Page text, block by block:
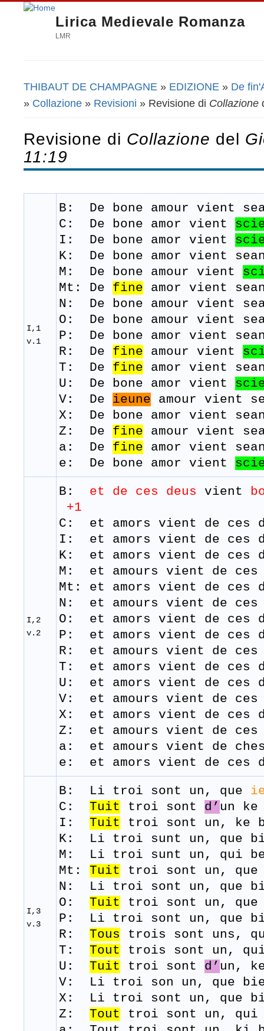
Lirica Medievale Romanza
LMR
Tu sei qui
THIBAUT DE CHAMPAGNE » EDIZIONE » De
» Collazione » Revisioni » Revisione di Collazione
Revisione di Collazione del
11:19
I,1
v.1
B: De bone amour vient
C: De bone amor vient
I: De bone amor vient
K: De bone amor vient
M: De bone amour vient
Mt: De fine amor vient
N: De bone amour vient
O: De bone amour vient
P: De bone amor vient
R: De fine amour vient
​T: De fine amor vient
U: De bone amor vient
​V: De ieune amour vient
X: De bone amor vient
Z: De fine amour vient
a: De fine amor vient
e: De bone amor vient
I,2
v.2
B: et de ces deus vient
+1
C: et amors vient de ces
I: et amors vient de ces
K: et amors vient de ces
M: et amours vient de ces
Mt: et amors vient de ces
N: et amours vient de ces
O: et amors vient de ces
P: et amors vient de ces
R: et amours vient de ces
T: et amors vient de ces
U: et amors vient de ces
V: et amours vient de ces
X: et amors vient de ces
Z: et amours vient de ces
a: et amours vient de
e: et amors vient de ces
I,3
v.3
B: Li troi sont un, que
C: Tuit troi sont d’ un
I: Tuit troi sont un, ke
K: Li troi sunt un, que
M: Li troi sunt un, qui
Mt: Tuit troi sont un, que
N: Li troi sont un, que
O: Tuit troi sont un, que
P: Li troi sont un, que
R: Tous trois sont uns ,
T: Tout trois sont un,
U: Tuit troi sont d’ un,
V: Li troi son un, que
X: Li troi sont un, que
Z: Tout troi sont un,